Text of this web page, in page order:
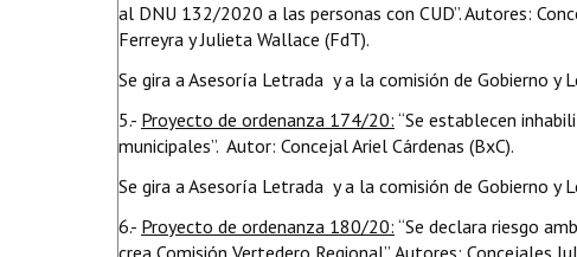
al DNU 132/2020 a las personas con CUD”. Autores:
Ferreyra y Julieta Wallace (FdT).
Se gira a Asesoría Letrada y a la comisión de Gobierno y
5.- Proyecto de ordenanza 174/20: “Se establecen
municipales”. Autor: Concejal Ariel Cárdenas (BxC).
Se gira a Asesoría Letrada y a la comisión de Gobierno y
6.- Proyecto de ordenanza 180/20: “Se declara riesgo
crea Comisión Vertedero Regional”. Autores: Concejales